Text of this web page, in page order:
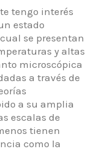
tengo interés
estado
se presentan
y altas
microscópica
a través de
a su amplia
escalas de
tienen
como la